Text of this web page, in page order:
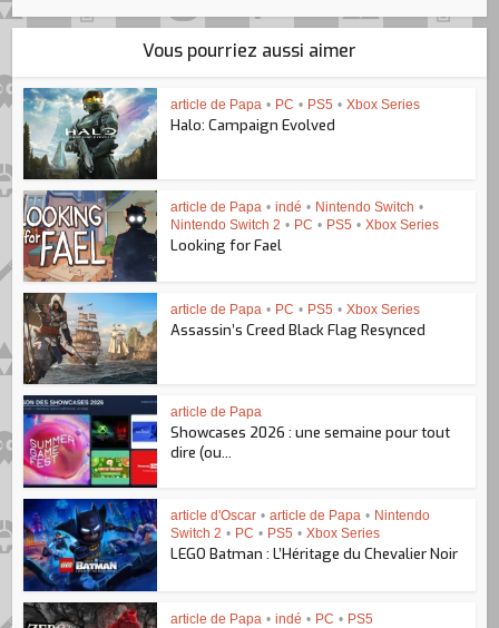
Vous pourriez aussi aimer
article de Papa • PC • PS5 • Xbox Series
Halo: Campaign Evolved
article de Papa • indé • Nintendo Switch •
Nintendo Switch 2 • PC • PS5 • Xbox Series
Looking for Fael
article de Papa • PC • PS5 • Xbox Series
Assassin’s Creed Black Flag Resynced
article de Papa
Showcases 2026 : une semaine pour tout
dire (ou...
article d'Oscar • article de Papa • Nintendo
Switch 2 • PC • PS5 • Xbox Series
LEGO Batman : L’Héritage du Chevalier Noir
article de Papa • indé • PC • PS5